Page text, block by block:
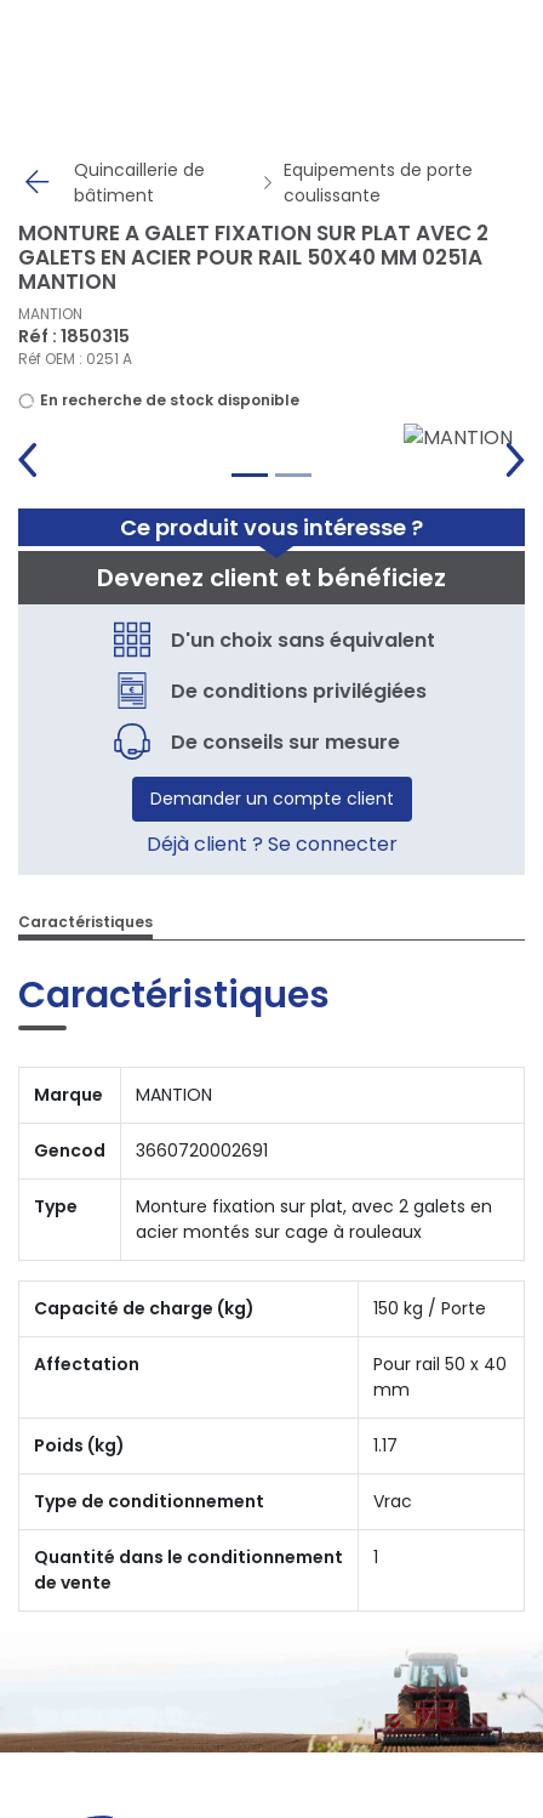
Quincaillerie de
bâtiment
Equipements de porte
coulissante
Ce produit vous intéresse ?
Devenez client et bénéficiez
D'un choix sans équivalent
De conditions privilégiées
De conseils sur mesure
Demander un compte client
Déjà client ? Se connecter
MONTURE A GALET FIXATION SUR PLAT AVEC 2
GALETS EN ACIER POUR RAIL 50X40 MM 0251A
MANTION
MANTION
Réf : 1850315
Réf OEM : 0251 A
En recherche de stock disponible
Caractéristiques
Caractéristiques
Marque MANTION
Gencod 3660720002691
Type
Monture fixation sur plat, avec 2 galets en
acier montés sur cage à rouleaux
Capacité de charge (kg) 150 kg / Porte
Affectation
Pour rail 50 x 40
mm
Poids (kg) 1.17
Type de conditionnement Vrac
Quantité dans le conditionnement
de vente
1